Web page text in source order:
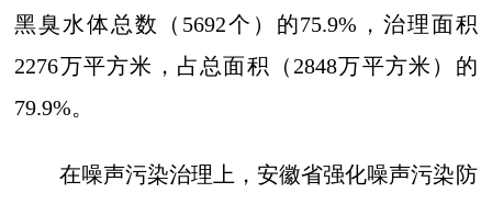
黑臭水体总数（5692个）的75.9%，治理面积
2276万平方米，占总面积（2848万平方米）的
79.9%。
在噪声污染治理上，安徽省强化噪声污染防